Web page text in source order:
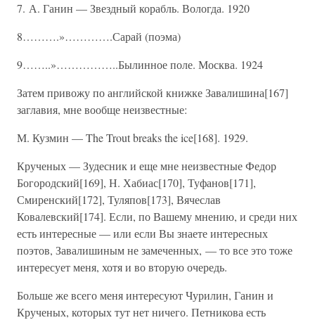
7. А. Ганин — Звездный корабль. Вологда. 1920
8……….»………….Сарай (поэма)
9……..»……………..Былинное поле. Москва. 1924
Затем привожу по английской книжке Завалишина[167]
заглавия, мне вообще неизвестные:
М. Кузмин — The Trout breaks the ice[168]. 1929.
Крученых — Зудесник и еще мне неизвестные Федор
Богородский[169], Н. Хабиас[170], Туфанов[171],
Смиренский[172], Туляпов[173], Вячеслав
Ковалевский[174]. Если, по Вашему мнению, и среди них
есть интересные — или если Вы знаете интересных
поэтов, Завалишиным не замеченных, — то все это тоже
интересует меня, хотя и во вторую очередь.
Больше же всего меня интересуют Чурилин, Ганин и
Крученых, которых тут нет ничего. Петникова есть